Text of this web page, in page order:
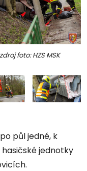
foto: HZS MSK
půl jedné, k
jednotky